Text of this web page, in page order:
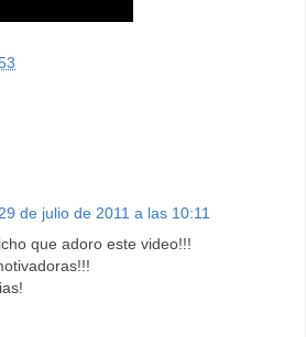
29 de julio de 2011 a las 10:11
que adoro este video!!!